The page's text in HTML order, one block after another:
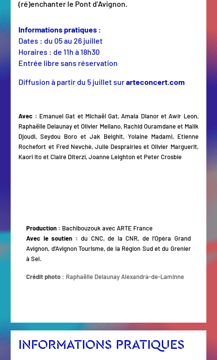
(ré)enchanter le Pont d’Avignon.
Informations pratiques :
Dates : du 05 au 26 juillet
Horaires : de 11h à 18h30
Entrée libre sans réservation
Diffusion à partir du 5 juillet surarteconcert.com
Avec : Emanuel Gat et Michaël Gat, Amala Dianor et Awir Leon,
Raphaëlle Delaunay et Olivier Mellano, Rachid Ouramdane et Malik
Djoudi, Seydou Boro et Jak Belghit, Yolaine Madami, Etienne
Rochefort et Fred Nevché, Julie Desprairies et Olivier Marguerit,
Kaori Ito et Claire Diterzi, Joanne Leighton et Peter Crosbie
Production : Bachibouzouk avec ARTE France
Avec le soutien :du CNC, de la CNR, de l’Opéra Grand
Avignon, d’Avignon Tourisme,de la Région Sud et du Grenier
à Sel.
Crédit photo : Raphaëlle Delaunay Alexandra-de-Laminne
INFORMATIONS PRATIQUES